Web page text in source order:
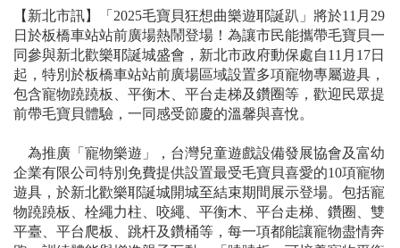
【新北市訊】「2025毛寶貝狂想曲樂遊耶誕趴」將於11月29
日於板橋車站站前廣場熱鬧登場！為讓市民能攜帶毛寶貝一
同參與新北歡樂耶誕城盛會，新北市政府動保處自11月17日
起，特別於板橋車站站前廣場區域設置多項寵物專屬遊具，
包含寵物蹺蹺板、平衡木、平台走梯及鑽圈等，歡迎民眾提
前帶毛寶貝體驗，一同感受節慶的溫馨與喜悅。
為推廣「寵物樂遊」，台灣兒童遊戲設備發展協會及富幼
企業有限公司特別免費提供設置最受毛寶貝喜愛的10項寵物
遊具，於新北歡樂耶誕城開城至結束期間展示登場。包括寵
物蹺蹺板、栓繩力柱、咬繩、平衡木、平台走梯、鑽圈、雙
平臺、平台爬板、跳杆及鑽桶等，每一項都能讓寵物盡情奔